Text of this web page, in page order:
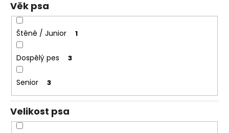
r
o
d
u
k
ů
Věk psa
Štěně / Junior 1
Dospělý pes 3
Senior 3
Velikost psa
b
u
e
e
n
a
j